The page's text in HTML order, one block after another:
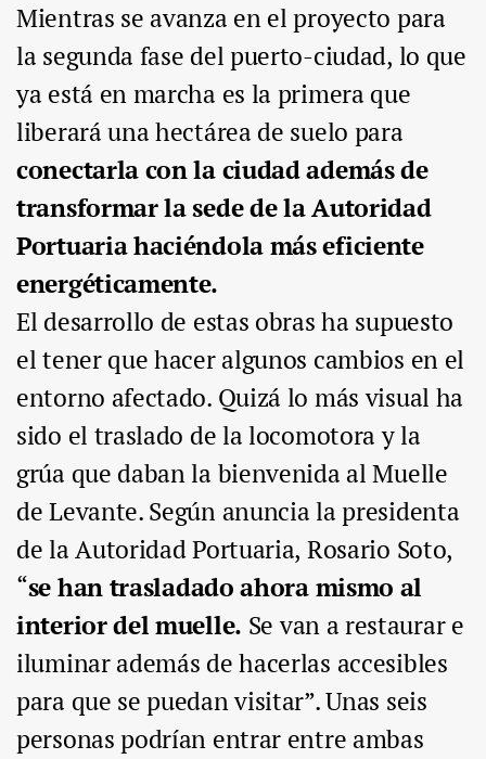
Mientras se avanza en el proyecto para
la segunda fase del puerto-ciudad, lo que
ya está en marcha es la primera que
liberará una hectárea de suelo para
conectarla con la ciudad además de
transformar la sede de la Autoridad
Portuaria haciéndola más eficiente
energéticamente.
El desarrollo de estas obras ha supuesto
el tener que hacer algunos cambios en el
entorno afectado. Quizá lo más visual ha
sido el traslado de la locomotora y la
grúa que daban la bienvenida al Muelle
de Levante. Según anuncia la presidenta
de la Autoridad Portuaria, Rosario Soto,
“se han trasladado ahora mismo al
interior del muelle. Se van a restaurar e
iluminar además de hacerlas accesibles
para que se puedan visitar”. Unas seis
personas podrían entrar entre ambas